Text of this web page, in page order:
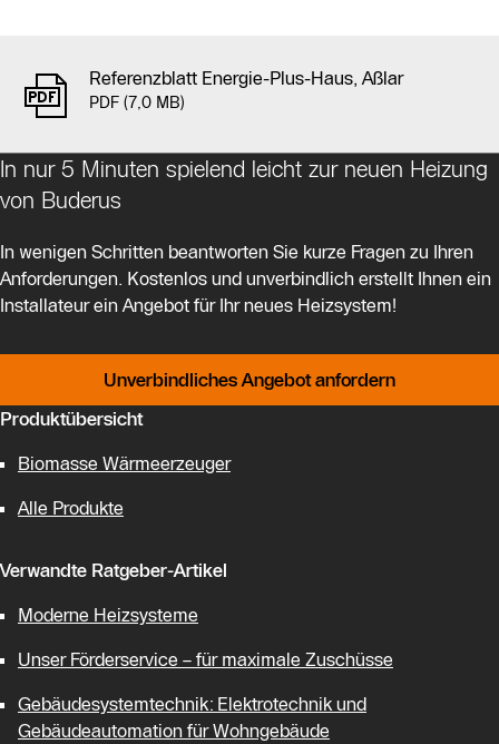
Referenzblatt Energie-Plus-Haus, Aßlar
PDF (7,0 MB)
In nur 5 Minuten spielend leicht zur neuen Heizung
von Buderus
In wenigen Schritten beantworten Sie kurze Fragen zu Ihren
Anforderungen. Kostenlos und unverbindlich erstellt Ihnen ein
Installateur ein Angebot für Ihr neues Heizsystem!
Unverbindliches Angebot anfordern
Produktübersicht
Biomasse Wärmeerzeuger
Alle Produkte
Verwandte Ratgeber-Artikel
Moderne Heizsysteme
Unser Förderservice – für maximale Zuschüsse
Gebäudesystemtechnik: Elektrotechnik und
Gebäudeautomation für Wohngebäude